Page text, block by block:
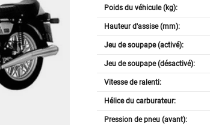
Poids du véhicule (kg):
Hauteur d'assise (mm):
Jeu de soupape (activé):
Jeu de soupape (désactivé):
Vitesse de ralenti:
Hélice du carburateur:
Pression de pneu (avant):